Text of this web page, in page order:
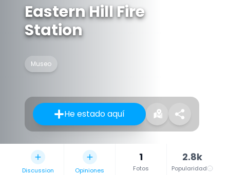
Eastern Hill Fire
Station
Museo
He estado aquí
Discussion Opiniones
1
Fotos
2.8k
Popularidad